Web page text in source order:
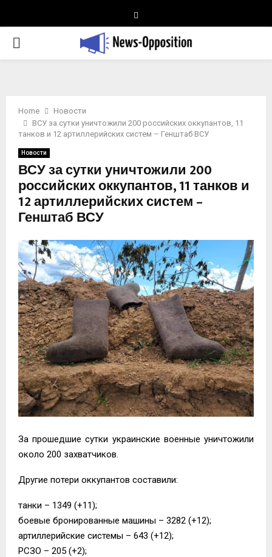
PRIMARY
Home
Новости
ВСУ за сутки уничтожили 200 российских оккупантов, 11
танков и 12 артиллерийских систем – Генштаб ВСУ
Новости
ВСУ за сутки уничтожили 200
российских оккупантов, 11 танков и
12 артиллерийских систем –
Генштаб ВСУ
За прошедшие сутки украинские военные уничтожили
около 200 захватчиков.
Другие потери оккупантов составили:
танки – 1349 (+11);
боевые бронированные машины – 3282 (+12);
артиллерийские системы – 643 (+12);
РСЗО – 205 (+2);